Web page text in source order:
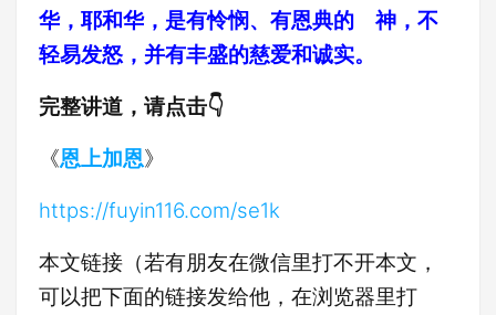
华，耶和华，是有怜悯、有恩典的 神，不
轻易发怒，并有丰盛的慈爱和诚实。
完整讲道，请点击👇
《恩上加恩》
https://fuyin116.com/se1k
本文链接（若有朋友在微信里打不开本文，
可以把下面的链接发给他，在浏览器里打